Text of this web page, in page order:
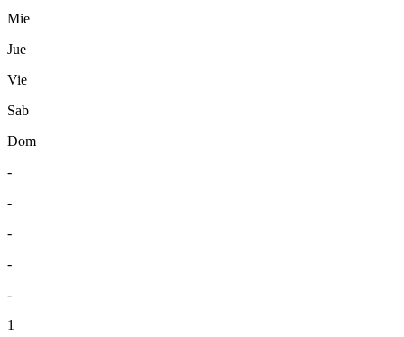
Mie
Jue
Vie
Sab
Dom
-
-
-
-
-
1